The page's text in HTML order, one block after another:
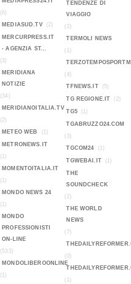
(6)
MEDIASUD.TV
(2)
MERCURPRESS.IT
- AGENZIA ST...
(3)
MERIDIANA
NOTIZIE
(34)
MERIDIANOITALIA.TV
(2)
METEO WEB
(1)
METRONEWS.IT
(1)
MOMENTOITALIA.IT
(1)
MONDO NEWS 24
(1)
MONDO
PROFESSIONISTI
ON-LINE
(533)
MONDOLIBEROONLINE
(1)
TENDENZE DI
VIAGGIO
(2)
TERMOLI NEWS
(1)
(4)
TFNEWS.IT
(5)
TG REGIONE.IT (2)
TG5 (1)
TGABRUZZO24.COM
(3)
TGCOM24
(1)
TGWEBAI.IT (1)
THE
SOUNDCHECK
(2)
THE WORLD
NEWS
(7)
(0)
(1)